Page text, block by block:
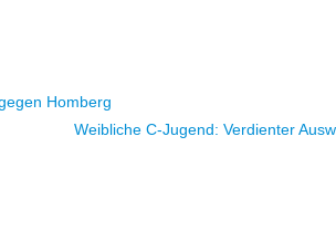
Homberg
Weibliche C-Jugend: Verdienter